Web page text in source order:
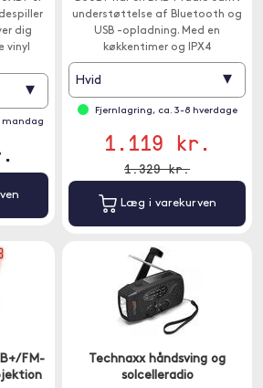
dig
vinyl
▾
mandag
understøttelse af Bluetooth og
USB -opladning. Med en
køkkentimer og IPX4
stænkskærm er den helt perfekt
Hvid ▾
Fjernlagring, ca. 3-8 hverdage
1.119 kr.
1.329 kr.
Læg i varekurven
FM-
Technaxx håndsving og
solcelleradio